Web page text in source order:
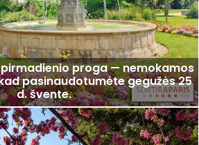
proga — nemokamos
pasinaudotumėte gegužės 25
d. švente.